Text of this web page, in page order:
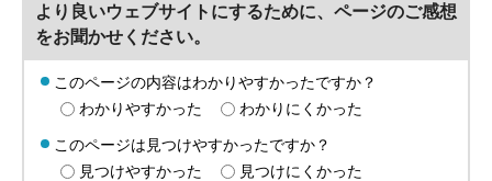
より良いウェブサイトにするために、ページのご感想
をお聞かせください。
このページの内容はわかりやすかったですか？
わかりやすかった
わかりにくかった
このページは見つけやすかったですか？
見つけやすかった
見つけにくかった